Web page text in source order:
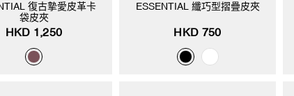
復古摯愛皮革卡
袋皮夾
HKD 1,250
ESSENTIAL 纖巧型摺疊皮夾
HKD 750